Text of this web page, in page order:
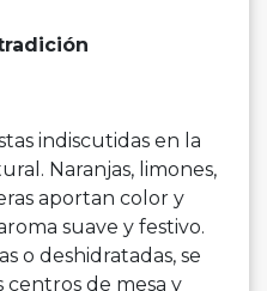
indiscutidas en la
Naranjas, limones,
aportan color y
suave y festivo.
o deshidratadas, se
de mesa y